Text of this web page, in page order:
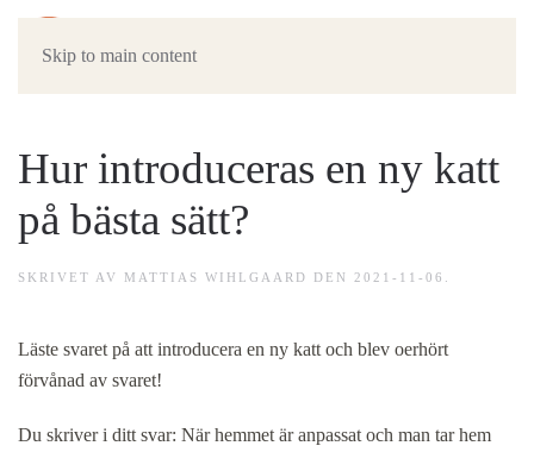
Skip to main content
Hur introduceras en ny katt
på bästa sätt?
SKRIVET AV MATTIAS WIHLGAARD DEN 2021-11-06
Läste svaret på att introducera en ny katt och blev oerhört
förvånad av svaret!
Du skriver i ditt svar: När hemmet är anpassat och man tar hem